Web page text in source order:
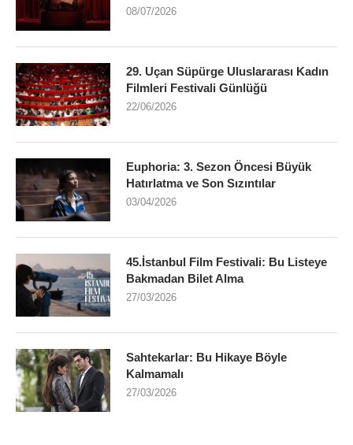
08/07/2026
29. Uçan Süpürge Uluslararası Kadın
Filmleri Festivali Günlüğü
22/06/2026
Euphoria: 3. Sezon Öncesi Büyük
Hatırlatma ve Son Sızıntılar
03/04/2026
45.İstanbul Film Festivali: Bu Listeye
Bakmadan Bilet Alma
27/03/2026
Sahtekarlar: Bu Hikaye Böyle
Kalmamalı
27/03/2026